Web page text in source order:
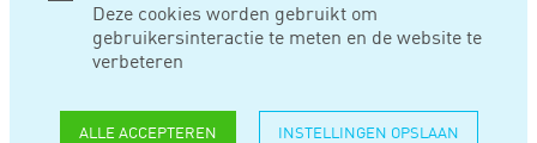
Deze cookies worden gebruikt om
gebruikersinteractie te meten en de website te
verbeteren
ALLE ACCEPTEREN INSTELLINGEN OPSLAAN
HERZIENING TERUG
TE VRAGEN